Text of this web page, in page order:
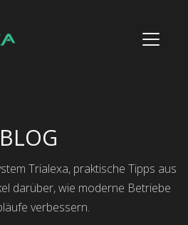
BLOG
Trialexa, praktische Tipps aus
darüber, wie moderne Betriebe
verbessern.